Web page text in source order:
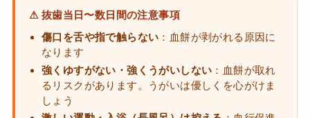
⚠ 抜歯当日〜数日間の注意事項
傷口を舌や指で触らない ：血餅が剥がれる原因に
なります
強くゆすがない・強くうがいしない ：血餅が取れ
るリスクがあります。うがいは優しくを心がけま
しょう